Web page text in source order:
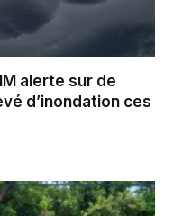
alerte sur de
d’inondation ces